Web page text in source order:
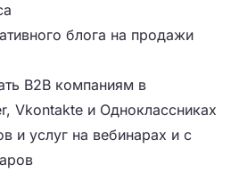
блога на продажи
B2B компаниям в
Vkontakte и Одноклассниках
и услуг на вебинарах и с